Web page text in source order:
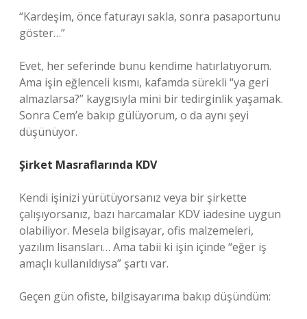
“Kardeşim, önce faturayı sakla, sonra pasaportunu
göster…”
Evet, her seferinde bunu kendime hatırlatıyorum.
Ama işin eğlenceli kısmı, kafamda sürekli “ya geri
almazlarsa?” kaygısıyla mini bir tedirginlik yaşamak.
Sonra Cem’e bakıp gülüyorum, o da aynı şeyi
düşünüyor.
Şirket Masraflarında KDV
Kendi işinizi yürütüyorsanız veya bir şirkette
çalışıyorsanız, bazı harcamalar KDV iadesine uygun
olabiliyor. Mesela bilgisayar, ofis malzemeleri,
yazılım lisansları… Ama tabii ki işin içinde “eğer iş
amaçlı kullanıldıysa” şartı var.
Geçen gün ofiste, bilgisayarıma bakıp düşündüm: